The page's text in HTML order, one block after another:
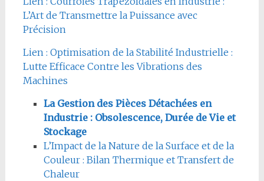
L’Art de Transmettre la Puissance avec
Précision
Lien : Optimisation de la Stabilité Industrielle :
Lutte Efficace Contre les Vibrations des
Machines
La Gestion des Pièces Détachées en
Industrie : Obsolescence, Durée de Vie et
Stockage
L’Impact de la Nature de la Surface et de la
Couleur : Bilan Thermique et Transfert de
Chaleur